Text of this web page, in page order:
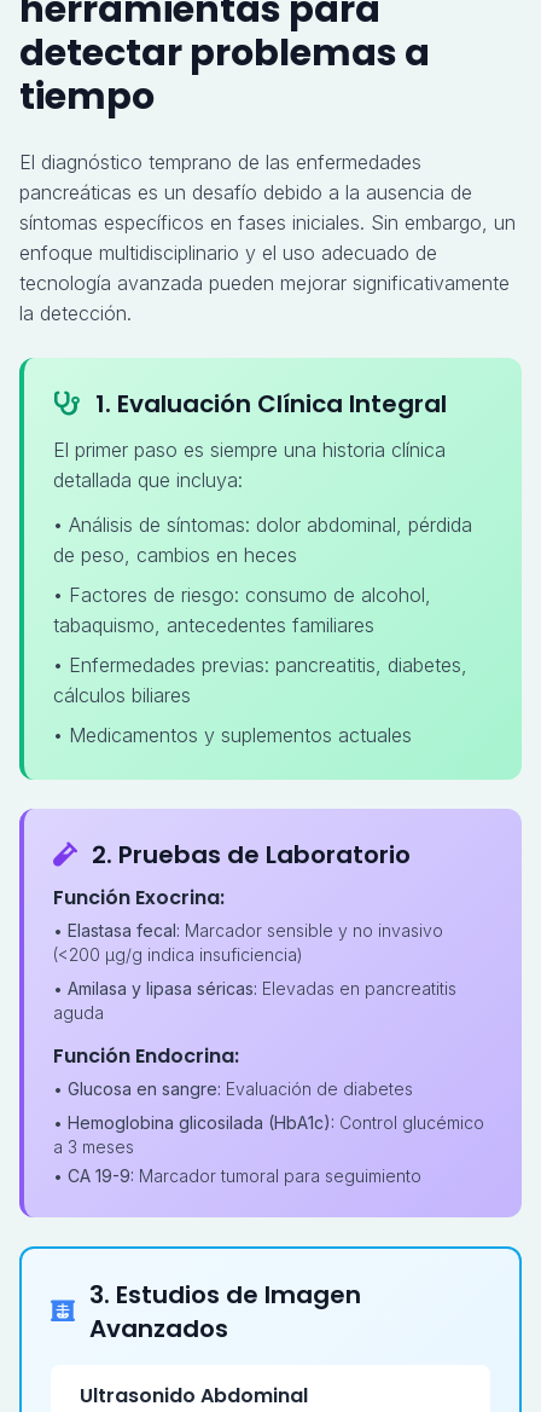
detectar problemas a
tiempo
El diagnóstico temprano de las enfermedades
pancreáticas es un desafío debido a la ausencia de
síntomas específicos en fases iniciales. Sin embargo, un
enfoque multidisciplinario y el uso adecuado de
tecnología avanzada pueden mejorar significativamente
la detección.
1. Evaluación Clínica Integral
El primer paso es siempre una historia clínica
detallada que incluya:
• Análisis de síntomas: dolor abdominal, pérdida
de peso, cambios en heces
• Factores de riesgo: consumo de alcohol,
tabaquismo, antecedentes familiares
• Enfermedades previas: pancreatitis, diabetes,
cálculos biliares
• Medicamentos y suplementos actuales
2. Pruebas de Laboratorio
Función Exocrina:
• Elastasa fecal: Marcador sensible y no invasivo
(<200 µg/g indica insuficiencia)
• Amilasa y lipasa séricas: Elevadas en pancreatitis
aguda
Función Endocrina:
• Glucosa en sangre: Evaluación de diabetes
• Hemoglobina glicosilada (HbA1c): Control glucémico
a 3 meses
• CA 19-9: Marcador tumoral para seguimiento
3. Estudios de Imagen
Avanzados
Ultrasonido Abdominal